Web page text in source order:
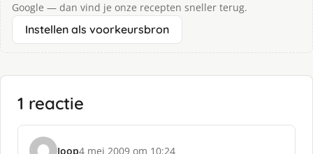
Google — dan vind je onze recepten sneller terug.
Instellen als voorkeursbron
1 reactie
Joop4 mei 2009 om 10:24